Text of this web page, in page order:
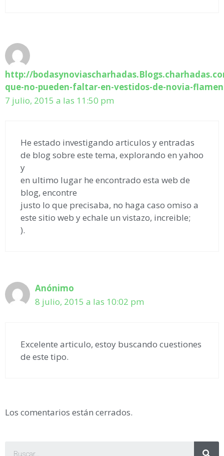
http://
que-no-pueden-faltar-en-vestidos-de-novia-
7 julio, 2015 a las 11:50 pm
He estado investigando articulos y entradas
de blog sobre este tema, explorando en yahoo
y
en ultimo lugar he encontrado esta web de
blog, encontre
justo lo que precisaba, no haga caso omiso a
este sitio web y echale un vistazo, increible;
).
Anónimo
8 julio, 2015 a las 10:02 pm
Excelente articulo, estoy buscando cuestiones
de este tipo.
Los comentarios están cerrados.